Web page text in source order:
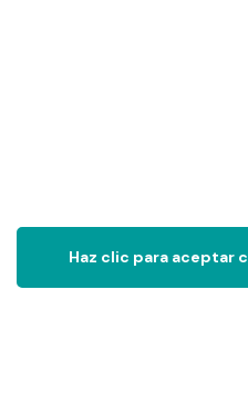
Haz clic para aceptar